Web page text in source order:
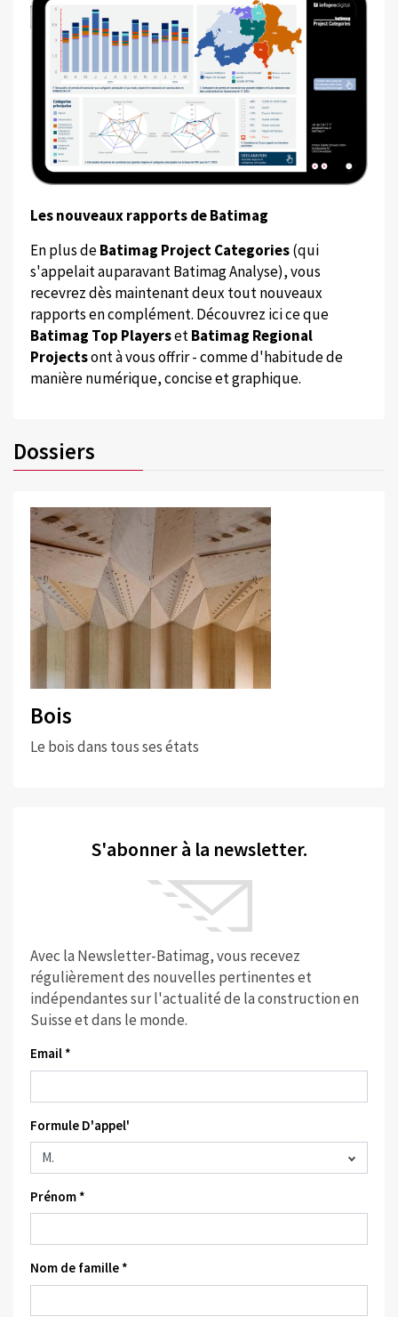
Les nouveaux rapports de Batimag
En plus deBatimag Project Categories(qui
s'appelait auparavant Batimag Analyse), vous
recevrez dès maintenant deux tout nouveaux
rapports en complément. Découvrez ici ce que
Batimag Top PlayersetBatimag Regional
Projectsont à vous offrir - comme d'habitude de
manière numérique, concise et graphique.
Dossiers
Bois
Le bois dans tous ses états
S'abonner à la newsletter.
Avec la Newsletter-Batimag, vous recevez
régulièrement des nouvelles pertinentes et
indépendantes sur l'actualité de la construction en
Suisse et dans le monde.
Email *
Formule D'appel'
Prénom *
Nom de famille *